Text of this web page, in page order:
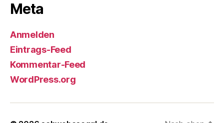
Meta
Anmelden
Eintrags-Feed
Kommentar-Feed
WordPress.org